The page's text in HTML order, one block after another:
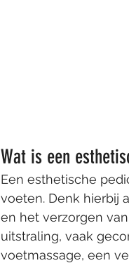
Wat is een
Een esthetische
voeten. Denk hierbij
en het verzorgen
uitstraling, vaak
voetmassage, een